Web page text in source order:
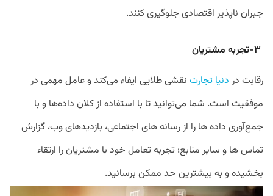
جبران نا‌پذیر اقتصادی جلوگیری کنند.
رقابت در دنیا تجارت نقشی طلایی ایفاء می‌کند و عامل مهمی در
موفقیت است. شما می‌توانید تا با استفاده از کلان داده‌ها و با
جمع‌آوری داده ها را از رسانه های اجتماعی، بازدیدهای وب، گزارش
تماس ها و سایر منابع؛ تجربه تعامل خود با مشتریان را ارتقاء
بخشیده و به بیشترین حد ممکن برسانید.